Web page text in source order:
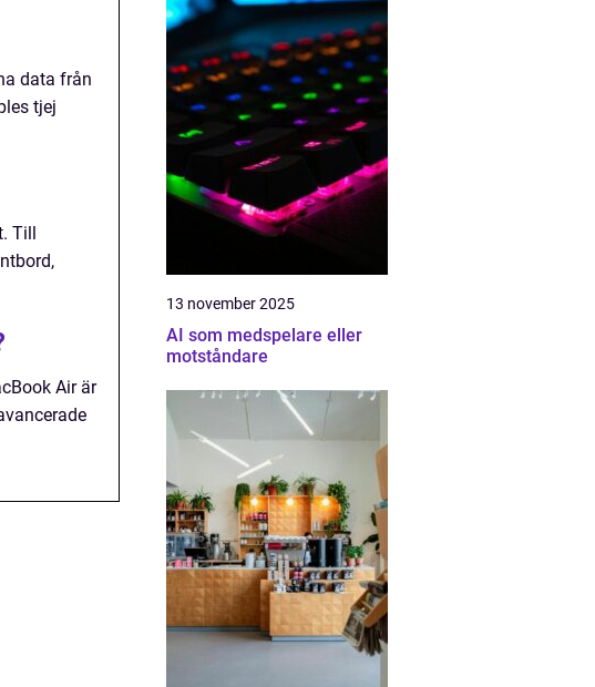
data från
tjej
Till
Air är
13 november 2025
AI som medspelare eller
motståndare